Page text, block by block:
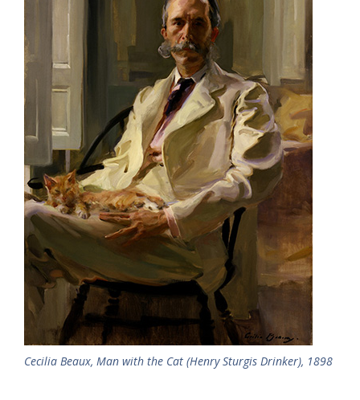
Cecilia Beaux, Man with the Cat (Henry Sturgis Drinker), 1898